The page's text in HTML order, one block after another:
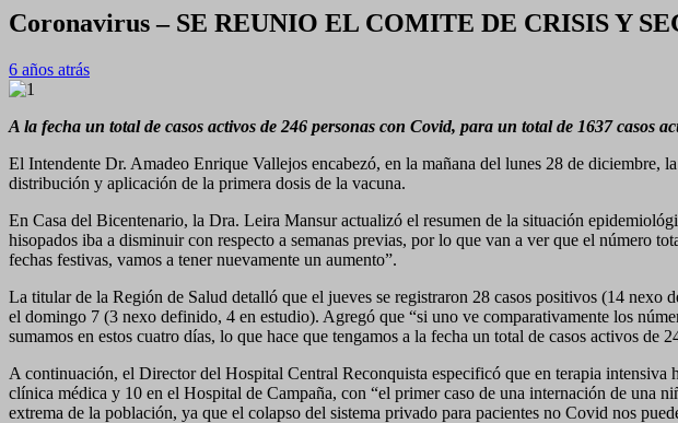
Coronavirus – SE REUNIO EL COMITE DE CRISIS Y
6 años atrás
A la fecha un total de casos activos de 246 personas con Covid, para un total de 1637 casos
El Intendente Dr. Amadeo Enrique Vallejos encabezó, en la mañana del lunes 28 de
distribución y aplicación de la primera dosis de la vacuna.
En Casa del Bicentenario, la Dra. Leira Mansur actualizó el resumen de la situación
hisopados iba a disminuir con respecto a semanas previas, por lo que van a ver que el número
fechas festivas, vamos a tener nuevamente un aumento”.
La titular de la Región de Salud detalló que el jueves se registraron 28 casos positivos (14
el domingo 7 (3 nexo definido, 4 en estudio). Agregó que “si uno ve comparativamente los
sumamos en estos cuatro días, lo que hace que tengamos a la fecha un total de casos activos
A continuación, el Director del Hospital Central Reconquista especificó que en terapia
clínica médica y 10 en el Hospital de Campaña, con “el primer caso de una internación de una
extrema de la población, ya que el colapso del sistema privado para pacientes no Covid nos